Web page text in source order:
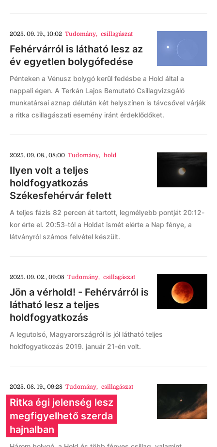
2025. 09. 19., 10:02 Tudomány, csillagászat
Fehérvárról is látható lesz az
év egyetlen bolygófedése
Pénteken a Vénusz bolygó kerül fedésbe a Hold által a
nappali égen. A Terkán Lajos Bemutató Csillagvizsgáló
munkatársai aznap délután két helyszínen is távcsővel várják
a ritka csillagászati esemény iránt érdeklődőket.
2025. 09. 08., 08:00 Tudomány, hold
Ilyen volt a teljes
holdfogyatkozás
Székesfehérvár felett
A teljes fázis 82 percen át tartott, legmélyebb pontját 20:12-
kor érte el. 20:53-tól a Holdat ismét elérte a Nap fénye, a
látványról számos felvétel készült.
2025. 09. 02., 09:08 Tudomány, csillagászat
Jön a vérhold! - Fehérvárról is
látható lesz a teljes
holdfogyatkozás
A legutolsó, Magyarországról is jól látható teljes
holdfogyatkozás 2019. január 21-én volt.
2025. 08. 19., 09:28 Tudomány, csillagászat
Ritka égi jelenség lesz
megfigyelhető szerda
hajnalban